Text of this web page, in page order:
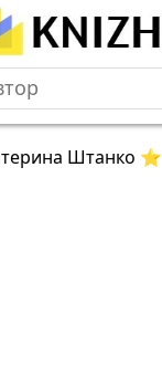
Штанко ⭐